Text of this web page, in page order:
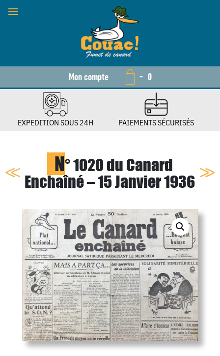
Mon compte - 0
EXPEDITION SOUS 24H PAIEMENTS SÉCURISÉS
N° 1020 du Canard
Enchaîné – 15 Janvier 1936